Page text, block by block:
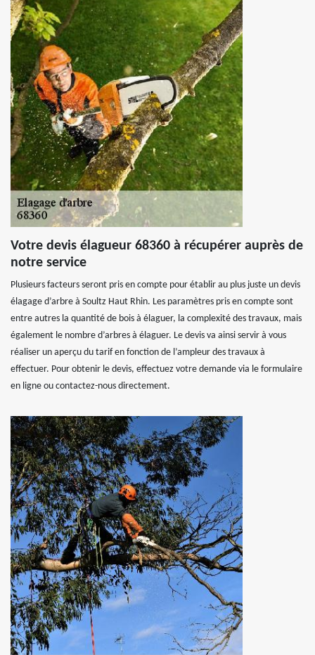
Votre devis élagueur 68360 à récupérer auprès de
notre service
Plusieurs facteurs seront pris en compte pour établir au plus juste un devis
élagage d’arbre à Soultz Haut Rhin. Les paramètres pris en compte sont
entre autres la quantité de bois à élaguer, la complexité des travaux, mais
également le nombre d’arbres à élaguer. Le devis va ainsi servir à vous
réaliser un aperçu du tarif en fonction de l’ampleur des travaux à
effectuer. Pour obtenir le devis, effectuez votre demande via le formulaire
en ligne ou contactez-nous directement.